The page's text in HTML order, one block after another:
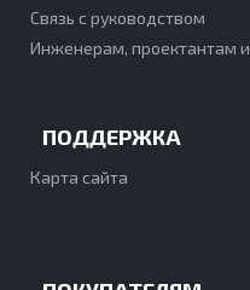
Связь с руководством
Инженерам, проектантам
ПОДДЕРЖКА
Карта сайта